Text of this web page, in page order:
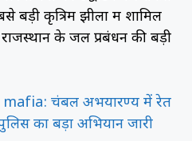
बड़ी कृत्रिम झीलों में शामिल
के जल प्रबंधन की बड़ी
चंबल अभयारण्य में रेत
का बड़ा अभियान जारी